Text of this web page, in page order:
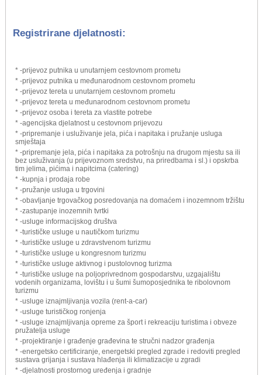
Registrirane djelatnosti:
* -prijevoz putnika u unutarnjem cestovnom prometu
* -prijevoz putnika u međunarodnom cestovnom prometu
* -prijevoz tereta u unutarnjem cestovnom prometu
* -prijevoz tereta u međunarodnom cestovnom prometu
* -prijevoz osoba i tereta za vlastite potrebe
* -agencijska djelatnost u cestovnom prijevozu
* -pripremanje i usluživanje jela, pića i napitaka i pružanje usluga
smještaja
* -pripremanje jela, pića i napitaka za potrošnju na drugom mjestu sa ili
bez usluživanja (u prijevoznom sredstvu, na priredbama i sl.) i opskrba
tim jelima, pićima i napitcima (catering)
* -kupnja i prodaja robe
* -pružanje usluga u trgovini
* -obavljanje trgovačkog posredovanja na domaćem i inozemnom tržištu
* -zastupanje inozemnih tvrtki
* -usluge informacijskog društva
* -turističke usluge u nautičkom turizmu
* -turističke usluge u zdravstvenom turizmu
* -turističke usluge u kongresnom turizmu
* -turističke usluge aktivnog i pustolovnog turizma
* -turističke usluge na poljoprivrednom gospodarstvu, uzgajalištu
vodenih organizama, lovištu i u šumi šumoposjednika te ribolovnom
turizmu
* -usluge iznajmljivanja vozila (rent-a-car)
* -usluge turističkog ronjenja
* -usluge iznajmljivanja opreme za šport i rekreaciju turistima i obveze
pružatelja usluge
* -projektiranje i građenje građevina te stručni nadzor građenja
* -energetsko certificiranje, energetski pregled zgrade i redoviti pregled
sustava grijanja i sustava hlađenja ili klimatizacije u zgradi
* -djelatnosti prostornog uređenja i gradnje